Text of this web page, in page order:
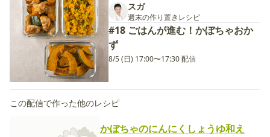
スガ
週末の作り置きレシピ
#18 ごはんが進む！かぼちゃおか
ず
8/5 (日) 17:00〜17:30 配信
この配信で作った他のレシピ
かぼちゃのにんにくしょうゆ和え